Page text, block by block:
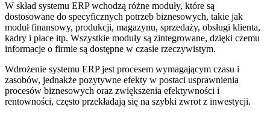
W skład systemu ERP wchodzą różne moduły, które są
dostosowane do specyficznych potrzeb biznesowych, takie jak
moduł finansowy, produkcji, magazynu, sprzedaży, obsługi klienta,
kadry i płace itp. Wszystkie moduły są zintegrowane, dzięki czemu
informacje o firmie są dostępne w czasie rzeczywistym.
Wdrożenie systemu ERP jest procesem wymagającym czasu i
zasobów, jednakże pozytywne efekty w postaci usprawnienia
procesów biznesowych oraz zwiększenia efektywności i
rentowności, często przekładają się na szybki zwrot z inwestycji.